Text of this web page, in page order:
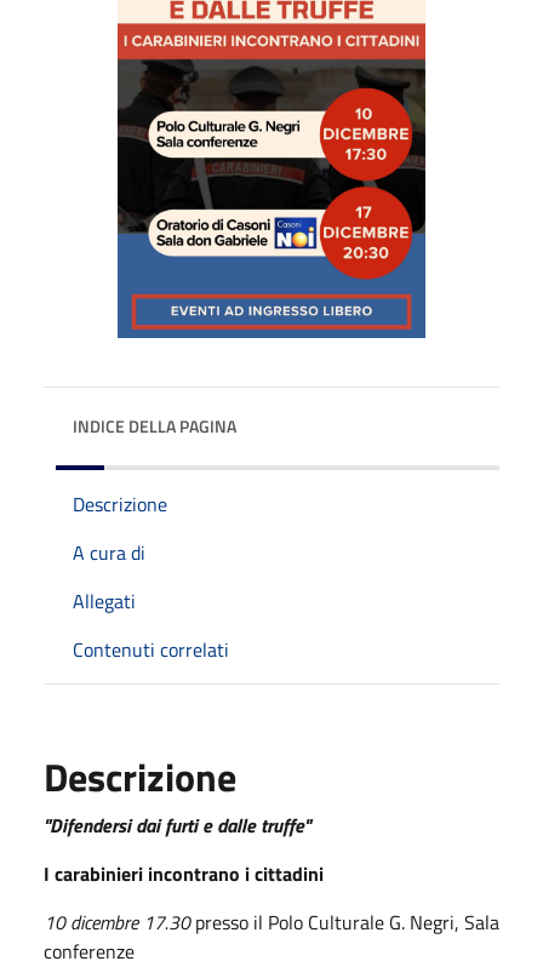
INDICE DELLA PAGINA
Descrizione
A cura di
Allegati
Contenuti correlati
Descrizione
"Difendersi dai furti e dalle truffe"
I carabinieri incontrano i cittadini
10 dicembre 17.30presso il Polo Culturale G. Negri, Sala
conferenze